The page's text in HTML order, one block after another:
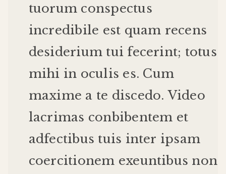
tuorum conspectus
incredibile est quam recens
desiderium tui fecerint; totus
mihi in oculis es. Cum
maxime a te discedo.Video
lacrimas conbibentem et
adfectibus tuis inter ipsam
coercitionem exeuntibus non